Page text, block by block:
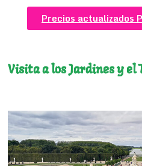
Precios actualizados
Visita a los Jardines y el